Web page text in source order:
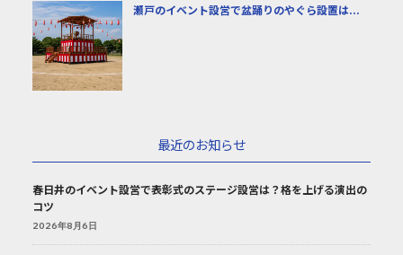
瀬戸のイベント設営で盆踊りのやぐら設置は...
最近のお知らせ
春日井のイベント設営で表彰式のステージ設営は？格を上げる演出の
コツ
2026年8月6日